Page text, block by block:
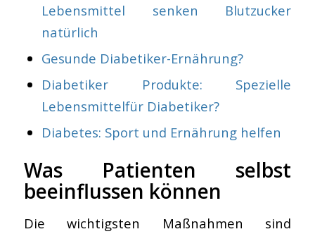
Lebensmittel senken Blutzucker
natürlich
Gesunde Diabetiker-Ernährung?
Diabetiker Produkte: Spezielle
Lebensmittelfür Diabetiker?
Diabetes: Sport und Ernährung helfen
Was Patienten selbst
beeinflussen können
Die wichtigsten Maßnahmen sind